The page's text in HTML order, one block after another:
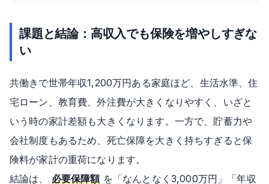
課題と結論：高収入でも保険を増やしすぎな
い
共働きで世帯年収1,200万円ある家庭ほど、生活水準、住
宅ローン、教育費、外注費が大きくなりやすく、いざと
いう時の家計差額も大きくなります。一方で、貯蓄力や
会社制度もあるため、死亡保障を大きく持ちすぎると保
険料が家計の重荷になります。
結論は、 必要保障額を「なんとなく3,000万円」「年収